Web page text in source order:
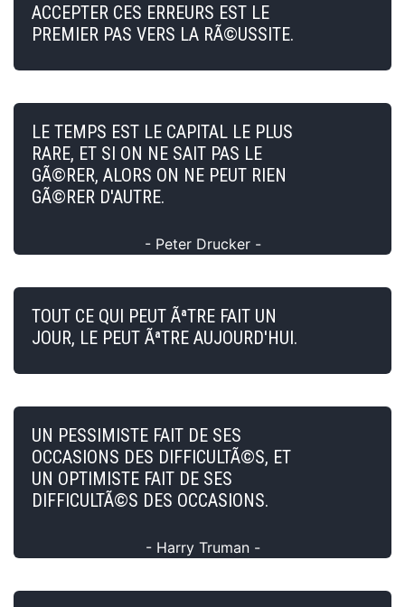
ACCEPTER CES ERREURS EST LE
PREMIER PAS VERS LA RÃ©USSITE.
LE TEMPS EST LE CAPITAL LE PLUS
RARE, ET SI ON NE SAIT PAS LE
GÃ©RER, ALORS ON NE PEUT RIEN
GÃ©RER D'AUTRE.
- Peter Drucker -
TOUT CE QUI PEUT ÃªTRE FAIT UN
JOUR, LE PEUT ÃªTRE AUJOURD'HUI.
UN PESSIMISTE FAIT DE SES
OCCASIONS DES DIFFICULTÃ©S, ET
UN OPTIMISTE FAIT DE SES
DIFFICULTÃ©S DES OCCASIONS.
- Harry Truman -